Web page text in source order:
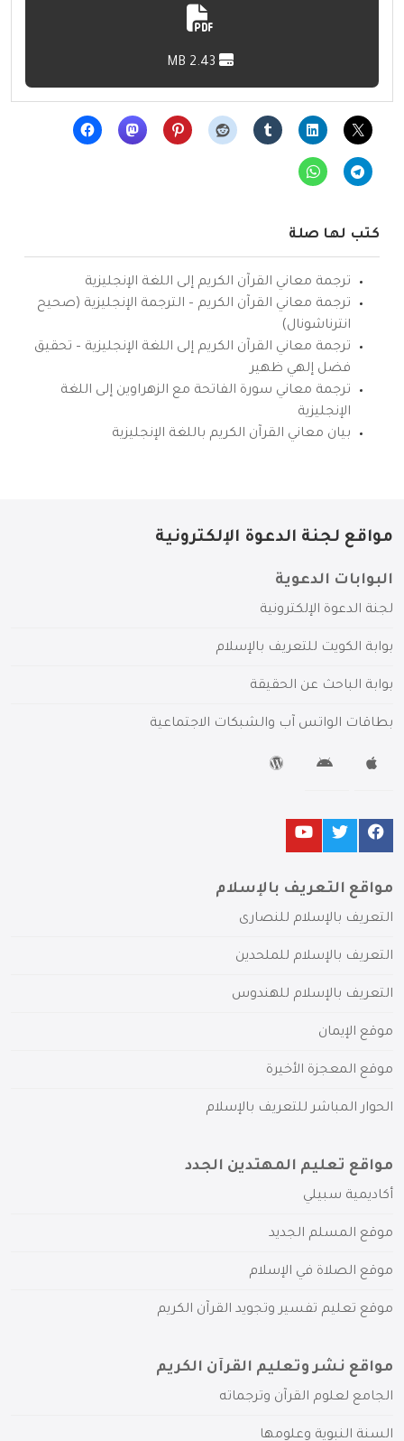
كتب لها صلة
ترجمة معاني القرآن الكريم إلى اللغة الإنجليزية
ترجمة معاني القرآن الكريم – الترجمة الإنجليزية (صحيح
انترناشونال)
ترجمة معاني القرآن الكريم إلى اللغة الإنجليزية – تحقيق
فضل إلهي ظهير
ترجمة معاني سورة الفاتحة مع الزهراوين إلى اللغة
الإنجليزية
بيان معاني القرآن الكريم باللغة الإنجليزية
مواقع لجنة الدعوة الإلكترونية
البوابات الدعوية
لجنة الدعوة الإلكترونية
بوابة الكويت للتعريف بالإسلام
بوابة الباحث عن الحقيقة
بطاقات الواتس آب والشبكات الاجتماعية
مواقع التعريف بالإسلام
التعريف بالإسلام للنصارى
التعريف بالإسلام للملحدين
التعريف بالإسلام للهندوس
موقع الإيمان
موقع المعجزة الأخيرة
الحوار المباشر للتعريف بالإسلام
مواقع تعليم المهتدين الجدد
أكاديمية سبيلي
موقع المسلم الجديد
موقع الصلاة في الإسلام
موقع تعليم تفسير وتجويد القرآن الكريم
مواقع نشر وتعليم القرآن الكريم
الجامع لعلوم القرآن وترجماته
السنة النبوية وعلومها